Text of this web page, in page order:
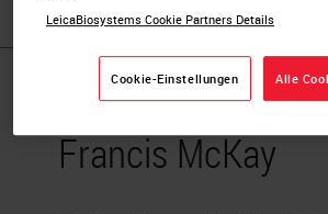
Published Pieces
Francis McKay
LeicaBiosystems Cookie Partners Details
Cookie-Einstellungen Alle